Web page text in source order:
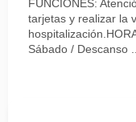
FUNCIONES:
tarjetas y realizar la
hospitalización.
Sábado / Descanso ...